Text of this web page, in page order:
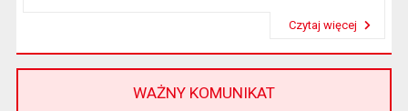
Czytaj więcej
WAŻNY KOMUNIKAT